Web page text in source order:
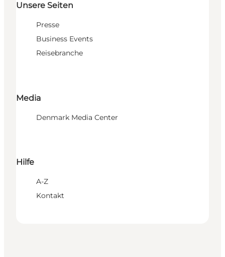
Unsere Seiten
Presse
Business Events
Reisebranche
Media
Denmark Media Center
Hilfe
A-Z
Kontakt